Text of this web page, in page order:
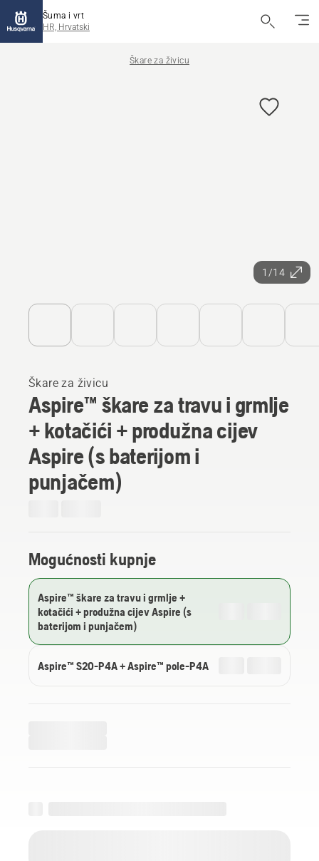
Šuma i vrt
HR, Hrvatski
Škare za živicu
1/14
Škare za živicu
Aspire™ škare za travu i grmlje
+ kotačići + produžna cijev
Aspire (s baterijom i
punjačem)
Mogućnosti kupnje
Aspire™ škare za travu i grmlje +
kotačići + produžna cijev Aspire (s
baterijom i punjačem)
Aspire™ S20-P4A + Aspire™ pole-P4A